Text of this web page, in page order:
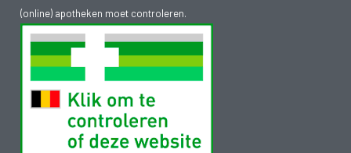
(online) apotheken moet controleren.